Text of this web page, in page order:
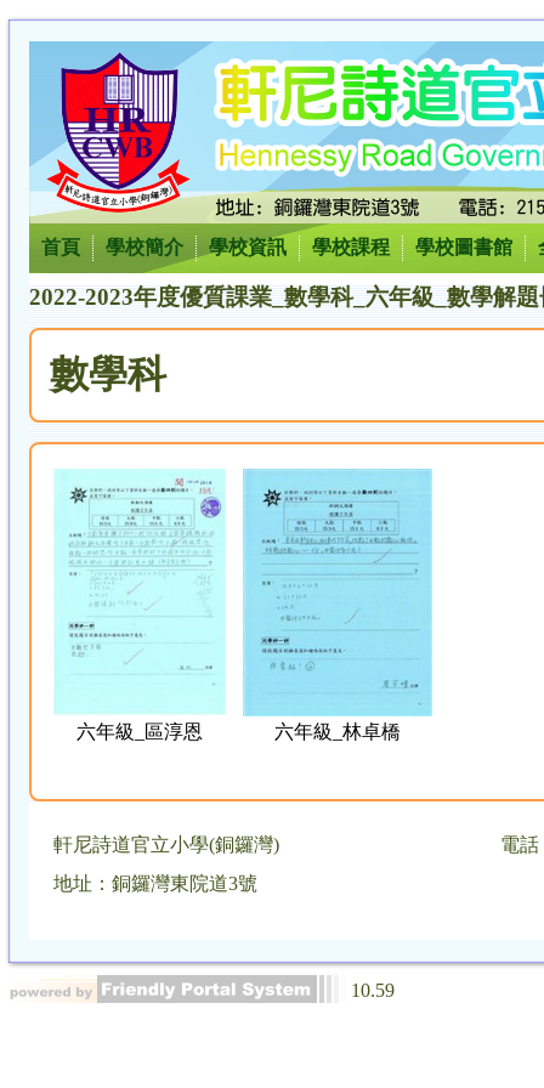
首頁 學校簡介 學校資訊 學校課程 學校圖書館
2022-2023年度優質課業_數學科_六年級_數學解題
數學科
六年級_區淳恩 六年級_林卓橋
軒尼詩道官立小學(銅鑼灣)
電話
地址：銅鑼灣東院道3號
10.59